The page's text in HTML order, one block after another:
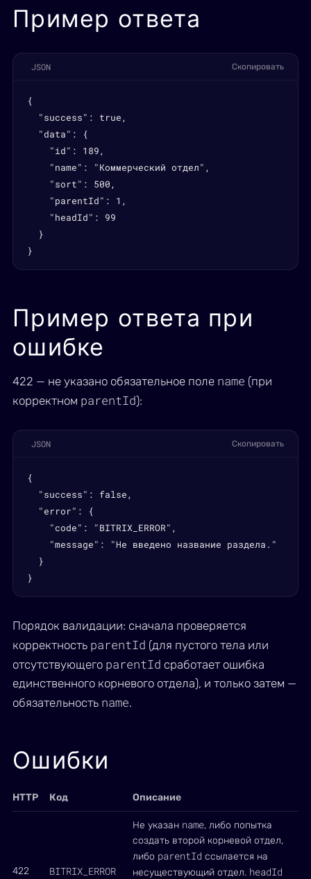
Пример ответа
JSON Скопировать
{
  "success": true,
  "data": {
    "id": 189,
    "name": "Коммерческий отдел",
    "sort": 500,
    "parentId": 1,
    "headId": 99
  }
}
Пример ответа при
ошибке
422 — не указано обязательное поле name (при
корректном parentId):
JSON Скопировать
{
  "success": false,
  "error": {
    "code": "BITRIX_ERROR",
    "message": "Не введено название раздела."
  }
}
Порядок валидации: сначала проверяется
корректность parentId (для пустого тела или
отсутствующего parentId сработает ошибка
единственного корневого отдела), и только затем —
обязательность name.
Ошибки
HTTP Код Описание
422 BITRIX_ERROR
Не указан name, либо попытка
создать второй корневой отдел,
либо parentId ссылается на
несуществующий отдел. headId